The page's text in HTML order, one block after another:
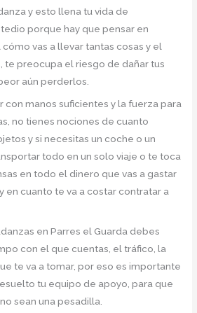
y esto llena tu vida de
porque hay que pensar en
vas a llevar tantas cosas y el
te preocupa el riesgo de dañar tus
aún perderlos.
con manos suficientes y la fuerza para
no tienes nociones de cuanto
y si necesitas un coche o un
todo en un solo viaje o te toca
en todo el dinero que vas a gastar
en cuanto te va a costar contratar a
en Parres el Guarda debes
con el que cuentas, el tráfico, la
te va a tomar, por eso es importante
tu equipo de apoyo, para que
sean una pesadilla.